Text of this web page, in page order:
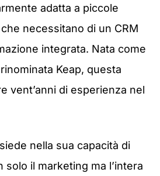
adatta a piccole
necessitano di un CRM
integrata. Nata come
Keap, questa
vent’anni di esperienza nel
nella sua capacità di
solo il marketing ma l’intera